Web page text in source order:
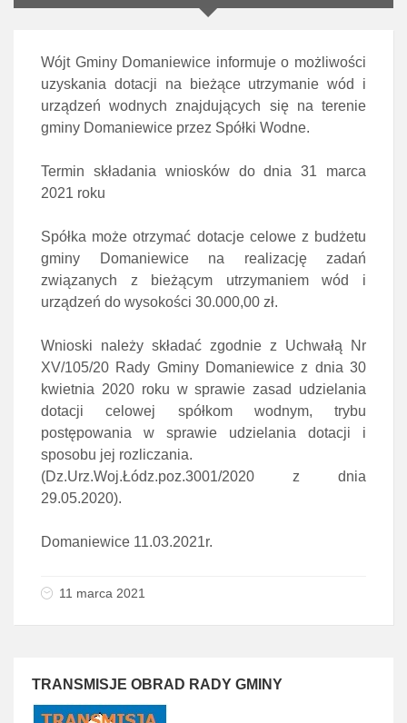
Wójt Gminy Domaniewice informuje o możliwości
uzyskania dotacji na bieżące utrzymanie wód i
urządzeń wodnych znajdujących się na terenie
gminy Domaniewice przez Spółki Wodne.
Termin składania wniosków do dnia 31 marca
2021 roku
Spółka może otrzymać dotacje celowe z budżetu
gminy Domaniewice na realizację zadań
związanych z bieżącym utrzymaniem wód i
urządzeń do wysokości 30.000,00 zł.
Wnioski należy składać zgodnie z Uchwałą Nr
XV/105/20 Rady Gminy Domaniewice z dnia 30
kwietnia 2020 roku w sprawie zasad udzielania
dotacji celowej spółkom wodnym, trybu
postępowania w sprawie udzielania dotacji i
sposobu jej rozliczania.
(Dz.Urz.Woj.Łódz.poz.3001/2020 z dnia
29.05.2020).
Domaniewice 11.03.2021r.
11 marca 2021
TRANSMISJE OBRAD RADY GMINY